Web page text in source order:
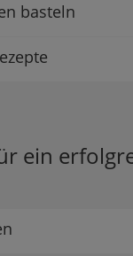
basteln
ein